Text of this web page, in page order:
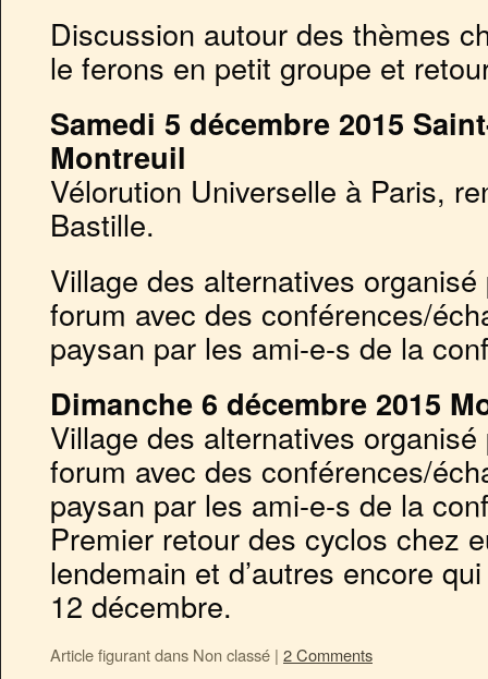
Discussion autour des thèmes
le ferons en petit groupe et
Samedi 5 décembre 2015
Montreuil
Vélorution Universelle à Paris,
Bastille.
Village des alternatives
forum avec des conférences/
paysan par les ami-e-s de la
Dimanche 6 décembre 2015
Village des alternatives
forum avec des conférences/
paysan par les ami-e-s de la
Premier retour des cyclos chez
lendemain et d’autres encore
12 décembre.
Article figurant dans Non classé | 2 Comments